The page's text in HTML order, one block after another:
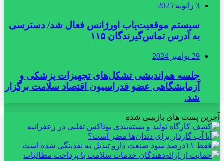
3 ژانویه 2025
سیستم موقعیت‌یاب اورژانس فعال شد/ دسترسی
به آدرس تماس‌گیرندگان ۱۱۵
29 نوامبر 2024
جلسه هم‌اندیشی تشکل‌های تجهیزات پزشکی و
آزمایشگاهی عضو فدراسیون اقتصاد سلامت برگزار
شد.
آخرین پست های بازبینی شده